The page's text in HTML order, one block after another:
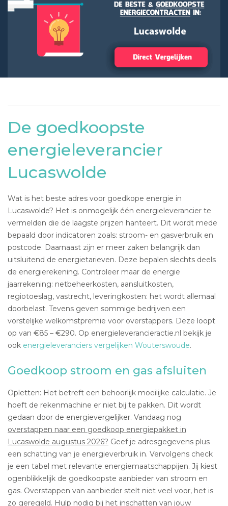
De goedkoopste
energieleverancier
Lucaswolde
Wat is het beste adres voor goedkope energie in
Lucaswolde? Het is onmogelijk één energieleverancier te
vermelden die de laagste prijzen hanteert. Dit wordt mede
bepaald door indicatoren zoals: stroom- en gasverbruik en
postcode. Daarnaast zijn er meer zaken belangrijk dan
uitsluitend de energietarieven. Deze bepalen slechts deels
de energierekening. Controleer maar de energie
jaarrekening: netbeheerkosten, aansluitkosten,
regiotoeslag, vastrecht, leveringkosten: het wordt allemaal
doorbelast. Tevens geven sommige bedrijven een
vorstelijke welkomstpremie voor overstappers. Deze loopt
op van €85 – €290. Op energieleverancieractie.nl bekijk je
ook energieleveranciers vergelijken Wouterswoude.
Goedkoop stroom en gas afsluiten
Opletten: Het betreft een behoorlijk moeilijke calculatie. Je
hoeft de rekenmachine er niet bij te pakken. Dit wordt
gedaan door de energievergelijker. Vandaag nog
overstappen naar een goedkoop energiepakket in
Lucaswolde augustus 2026? Geef je adresgegevens plus
een schatting van je energieverbruik in. Vervolgens check
je een tabel met relevante energiemaatschappijen. Jij kiest
ogenblikkelijk de goedkoopste aanbieder van stroom en
gas. Overstappen van aanbieder stelt niet veel voor, het is
zo geregeld. Hulp nodig bij het inschatten van jouw